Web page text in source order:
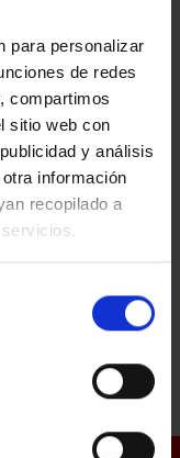
para personalizar
de redes
compartimos
sitio web con
y análisis
información
recopilado a